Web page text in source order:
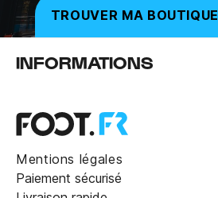
TROUVER MA BOUTIQUE
INFORMATIONS
Mentions légales
Paiement sécurisé